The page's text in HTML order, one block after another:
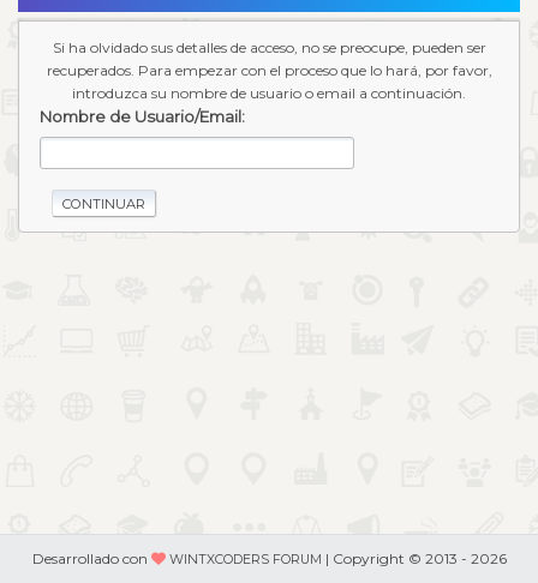
Si ha olvidado sus detalles de acceso, no se preocupe, pueden ser
recuperados. Para empezar con el proceso que lo hará, por favor,
introduzca su nombre de usuario o email a continuación.
Nombre de Usuario/Email:
Desarrollado con WINTXCODERS FORUM | Copyright © 2013 - 2026